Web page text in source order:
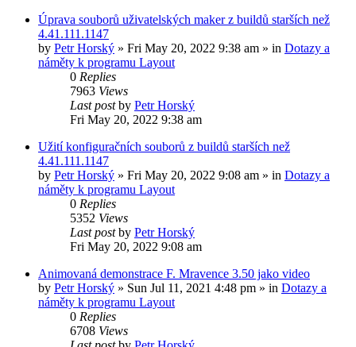
Úprava souborů uživatelských maker z buildů starších než
4.41.111.1147
by Petr Horský » Fri May 20, 2022 9:38 am » in Dotazy a
náměty k programu Layout
0 Replies
7963 Views
Last postby Petr Horský
Fri May 20, 2022 9:38 am
Užití konfiguračních souborů z buildů starších než
4.41.111.1147
by Petr Horský » Fri May 20, 2022 9:08 am » in Dotazy a
náměty k programu Layout
0 Replies
5352 Views
Last postby Petr Horský
Fri May 20, 2022 9:08 am
Animovaná demonstrace F. Mravence 3.50 jako video
by Petr Horský » Sun Jul 11, 2021 4:48 pm » in Dotazy a
náměty k programu Layout
0 Replies
6708 Views